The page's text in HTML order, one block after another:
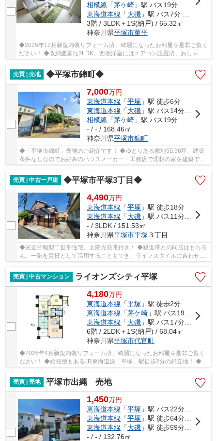
相模線 「茅ケ崎」駅 バス19分 「平塚駅北口」 停歩20分
東海道本線 「大磯」駅 バス7分 「すみれ平局前」 停歩6分
3階 / 3LDK＋1S(納戸) / 65.32㎡
神奈川県平塚市菫平
◆2025年12月新規内装リフォーム済、綺麗になったお部屋を是非ご覧く
ださい！ ◆収納豊富な3LDK、西側洋室にはエアコン設置済、おしゃれ
売買 | 売地
◆平塚市錦町◆
7,000万円
東海道本線 「平塚 」駅 徒歩6分
東海道本線 「大磯 」駅 バス14分 「平塚文化芸術ホール前」 停歩4分
相模線 「茅ケ崎 」駅 バス19分 「平塚駅北口」 停歩6分
- / - / 168.46㎡
神奈川県平塚市錦町
◆「平塚市錦町」売地のご紹介です！ ◆ゆとりある敷地50.96坪、建築
条件なしなのでお好みのハウスメーカー・工務店で理想の家を建築でき
ます！（古家あり） ◆前面道路幅員6ｍ！ ◆住宅用...
売買 | 中古一戸建
◆平塚市平塚3丁目◆
4,490万円
東海道本線 「平塚 」駅 徒歩18分
東海道本線 「大磯 」駅 バス11分 「柳町（平塚市）」 停歩4分
- / 3LDK / 151.53㎡
神奈川県平塚市平塚 ３丁目
◆完全分離型二世帯住宅、太陽光発電付き！ ◆親世帯との同居はもちろ
ん、一階を賃貸として活用することもでき、ライフスタイルに合わせた
柔軟な使い方が可能です。 ◆約54坪のゆとりある...
売買 | 中古マンション
ライオンズシティ平塚
4,180万円
東海道本線 「平塚 」駅 徒歩2分
東海道本線 「茅ケ崎 」駅 バス19分 「平塚駅北口」 停歩4分
東海道本線 「大磯 」駅 バス17分 「平塚駅北口」 停歩6分
6階 / 2LDK＋1S(納戸) / 68.04㎡
神奈川県平塚市代官町
◆2026年4月新規内装リフォーム済、綺麗になったお部屋を是非ご覧く
ださい！ ◆始発便もあるJR東海道線「平塚」駅徒歩2分の好立地！ ◆角
部屋、6階部分、三面バルコニー、開放感のあるお...
売買 | 売地
平塚市出縄 売地
1,450万円
東海道本線 「平塚」駅 バス22分 「下出縄」 停歩4分
東海道本線 「平塚」駅 徒歩64分車15分 5.2km
東海道本線 「大磯」駅 徒歩59分車13分 4.8km
- / - / 132.76㎡